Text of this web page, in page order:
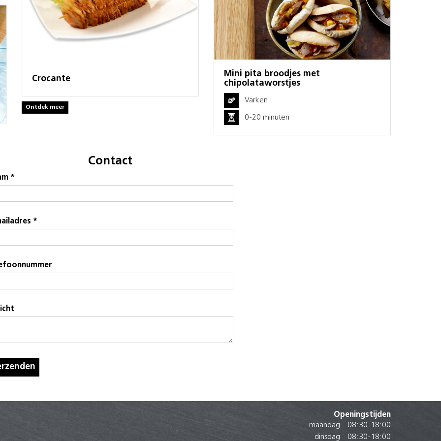
Crocante
Ontdek meer
Mini pita broodjes met
chipolataworstjes
Varken
0-20 minuten
Contact
*
*
Openingstijden
maandag
08:30-18:00
dinsdag
08:30-18:00